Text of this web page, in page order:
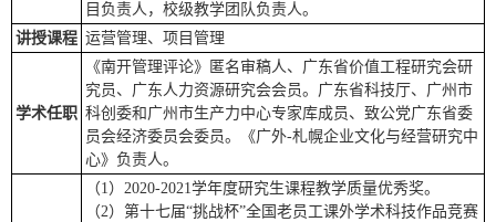
目负责人，校级教学团队负责人。
讲授课程 运营管理、项目管理
学术任职
《南开管理评论》匿名审稿人、广东省价值工程研究会研
究员、广东人力资源研究会会员。广东省科技厅、广州市
科创委和广州市生产力中心专家库成员、致公党广东省委
员会经济委员会委员。《广外-札幌企业文化与经营研究中
心》负责人。
（1）2020-2021学年度研究生课程教学质量优秀奖。
（2）第十七届“挑战杯”全国老员工课外学术科技作品竞赛